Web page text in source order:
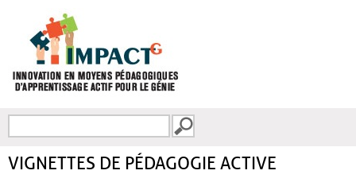
FORMULAIRE DE
VIGNETTES DE PÉDAGOGIE ACTIVE